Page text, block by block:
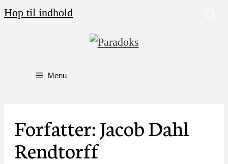
Hop til indhold
Menu
Forfatter:Jacob Dahl
Rendtorff